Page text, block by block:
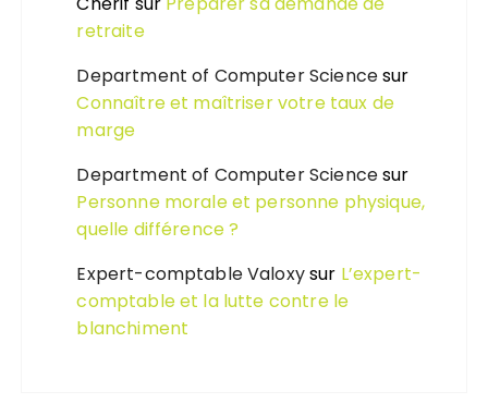
retraite
Department of Computer Sciencesur
Connaître et maîtriser votre taux de
marge
Department of Computer Sciencesur
Personne morale et personne physique,
quelle différence ?
Expert-comptable Valoxysur L’expert-
comptable et la lutte contre le
blanchiment